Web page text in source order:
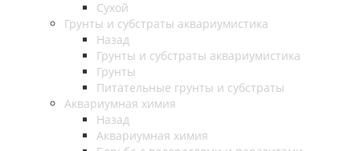
Сухой
Грунты и субстраты аквариумистика
Назад
Грунты и субстраты аквариумистика
Грунты
Питательные грунты и субстраты
Аквариумная химия
Назад
Аквариумная химия